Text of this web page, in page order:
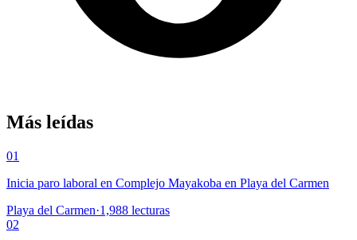
Más leídas
01
Inicia paro laboral en Complejo Mayakoba en Playa del Carmen
Playa del Carmen·1,988 lecturas
02